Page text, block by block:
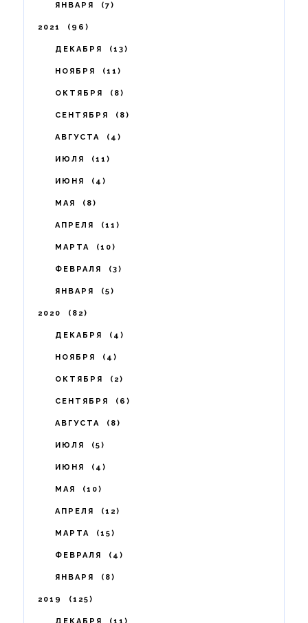
ЯНВАРЯ 7
2021 96
ДЕКАБРЯ 13
НОЯБРЯ 11
ОКТЯБРЯ 8
СЕНТЯБРЯ 8
АВГУСТА 4
ИЮЛЯ 11
ИЮНЯ 4
МАЯ 8
АПРЕЛЯ 11
МАРТА 10
ФЕВРАЛЯ 3
ЯНВАРЯ 5
2020 82
ДЕКАБРЯ 4
НОЯБРЯ 4
ОКТЯБРЯ 2
СЕНТЯБРЯ 6
АВГУСТА 8
ИЮЛЯ 5
ИЮНЯ 4
МАЯ 10
АПРЕЛЯ 12
МАРТА 15
ФЕВРАЛЯ 4
ЯНВАРЯ 8
2019 125